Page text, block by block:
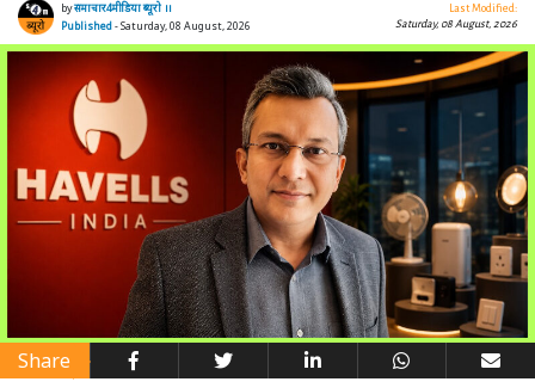
byसमाचार4मीडिया ब्यूरो ।।
Published - Saturday, 08 August, 2026
Last Modified:
Saturday, 08 August, 2026
Share